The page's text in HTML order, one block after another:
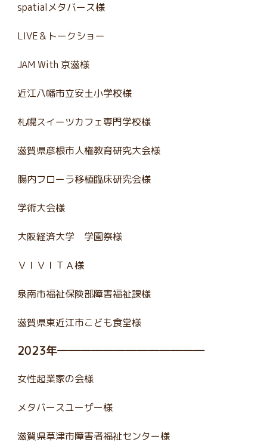
spatialメタバース様
LIVE＆トークショー
JAM With 京滋様
近江八幡市立安土小学校様
札幌スイーツカフェ専門学校様
滋賀県彦根市人権教育研究大会様
腸内フローラ移植臨床研究会様
学術大会様
大阪経済大学 学園祭様
ＶＩＶＩＴＡ様
泉南市福祉保険部障害福祉課様
滋賀県東近江市こども食堂様
2023年―――――――――――――
女性起業家の会様
メタバースユーザー様
滋賀県草津市障害者福祉センター様